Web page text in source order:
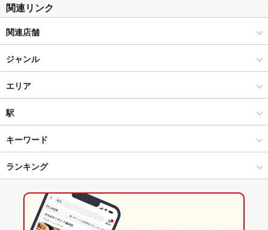
関連リンク
関連店舗
炭火焼 薩摩きんぐ中央駅店
ジャンル
居酒屋
和風
鹿児島市 天文館・中央駅・ふ頭 × 居酒屋
鹿児島市 天文館・中央駅・ふ頭 × 和風
天文館通駅 × 居酒屋
天文館通駅 × 和風
エリア
天文館
天文館 × 居酒屋
天文館 × 和風
天文館 × 和食
天文館 × 焼き鳥・鶏料理
駅
鹿児島中央駅
加治屋町駅
天文館通駅
キーワード
卵焼き からあげ
チャーハン 炭火焼 デザート
ランキング
鹿児島のグルメランキング
鹿児島の居酒屋ランキング